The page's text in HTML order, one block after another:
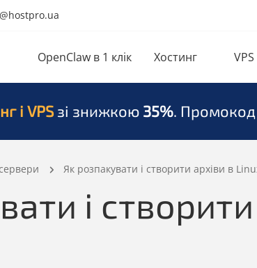
OpenClaw в 1 клік Хостинг
і VPS зі знижкою 35%. Промокод
Як розпакувати і створити архіви в
і